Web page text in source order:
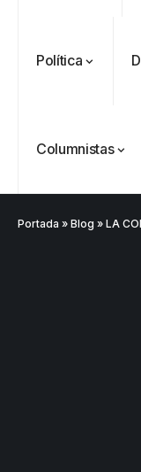
Política
Columnistas
Portada » Blog » LA